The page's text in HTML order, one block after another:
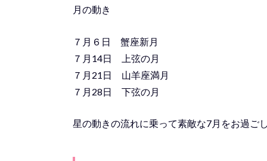
月の動き
７月６日 蟹座新月
７月14日 上弦の月
７月21日 山羊座満月
７月28日 下弦の月
星の動きの流れに乗って素敵な7月をお過ご